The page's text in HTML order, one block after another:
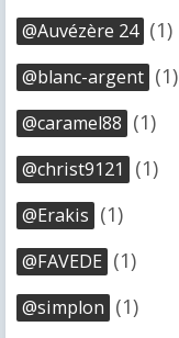
@Auvézère 24 (1)
@blanc-argent (1)
@caramel88 (1)
@christ9121 (1)
@Erakis (1)
@FAVEDE (1)
@simplon (1)